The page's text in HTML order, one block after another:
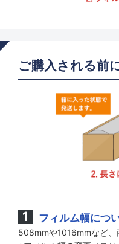
ご購入される前
フィルム幅につ
508mmや1016mmなど、